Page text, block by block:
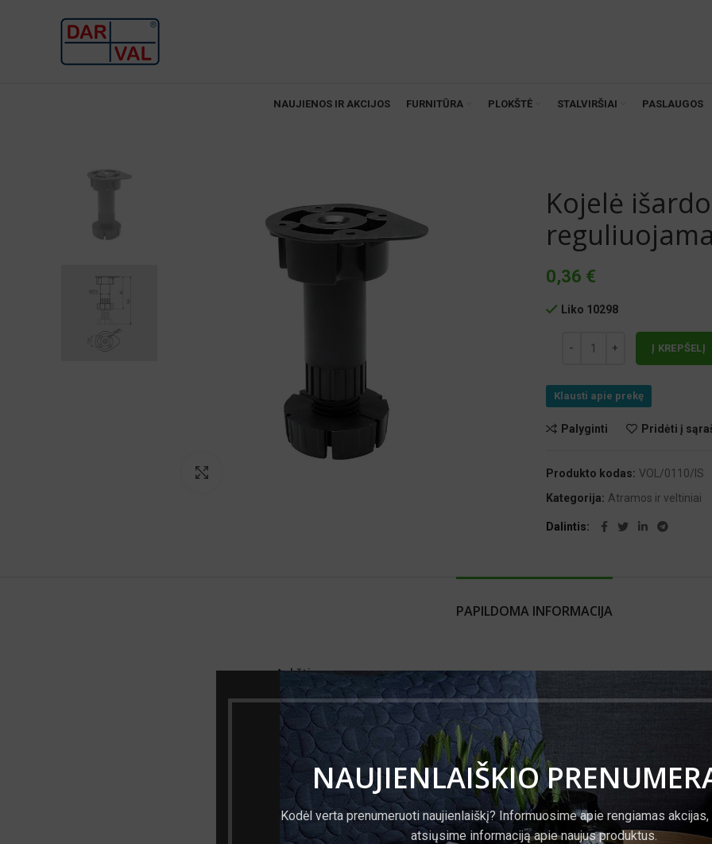
NAUJIENLAIŠKIO
Kodėl verta prenumeruoti naujienlaiškį? Informuosime apie rengiamas
atsiųsime informaciją apie naujus produktus.
NAUJIENOS IR AKCIJOS FURNITŪRA PLOKŠTĖ STALVIRŠIAI PASLAUGOS
Kojelė
0,36 €
Liko 10298
Į KREPŠELĮ
Klausti apie prekę
Palyginti Pridėti į
Produkto kodas: VOL/0110/IS
Kategorija: Atramos ir veltiniai
Dalintis
PAPILDOMA INFORMACIJA
Aukštis, mm
Apkrova, kg
Spalva
Medžiaga
Mato vnt.